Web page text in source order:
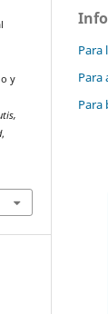
y
,
Para
Para
Para